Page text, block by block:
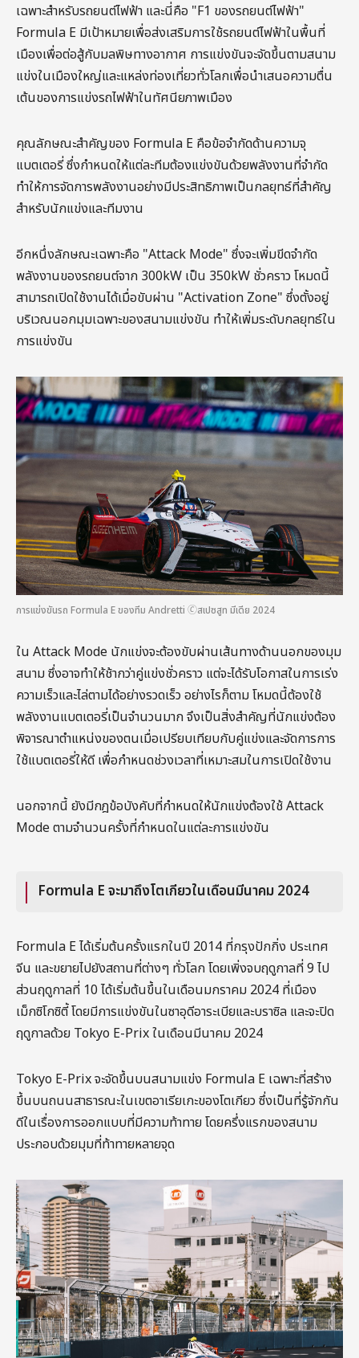
เฉพาะสำหรับรถยนต์ไฟฟ้า และนี่คือ "F1 ของรถยนต์ไฟฟ้า"
Formula E มีเป้าหมายเพื่อส่งเสริมการใช้รถยนต์ไฟฟ้าในพื้นที่
เมืองเพื่อต่อสู้กับมลพิษทางอากาศ การแข่งขันจะจัดขึ้นตามสนาม
แข่งในเมืองใหญ่และแหล่งท่องเที่ยวทั่วโลกเพื่อนำเสนอความตื่น
เต้นของการแข่งรถไฟฟ้าในทัศนียภาพเมือง
คุณลักษณะสำคัญของ Formula E คือข้อจำกัดด้านความจุ
แบตเตอรี่ ซึ่งกำหนดให้แต่ละทีมต้องแข่งขันด้วยพลังงานที่จำกัด
ทำให้การจัดการพลังงานอย่างมีประสิทธิภาพเป็นกลยุทธ์ที่สำคัญ
สำหรับนักแข่งและทีมงาน
อีกหนึ่งลักษณะเฉพาะคือ "Attack Mode" ซึ่งจะเพิ่มขีดจำกัด
พลังงานของรถยนต์จาก 300kW เป็น 350kW ชั่วคราว โหมดนี้
สามารถเปิดใช้งานได้เมื่อขับผ่าน "Activation Zone" ซึ่งตั้งอยู่
บริเวณนอกมุมเฉพาะของสนามแข่งขัน ทำให้เพิ่มระดับกลยุทธ์ใน
การแข่งขัน
การแข่งขันรถ Formula E ของทีม Andretti 🄫สเปซสูท มีเดีย 2024
ใน Attack Mode นักแข่งจะต้องขับผ่านเส้นทางด้านนอกของมุม
สนาม ซึ่งอาจทำให้ช้ากว่าคู่แข่งชั่วคราว แต่จะได้รับโอกาสในการเร่ง
ความเร็วและไล่ตามได้อย่างรวดเร็ว อย่างไรก็ตาม โหมดนี้ต้องใช้
พลังงานแบตเตอรี่เป็นจำนวนมาก จึงเป็นสิ่งสำคัญที่นักแข่งต้อง
พิจารณาตำแหน่งของตนเมื่อเปรียบเทียบกับคู่แข่งและจัดการการ
ใช้แบตเตอรี่ให้ดี เพื่อกำหนดช่วงเวลาที่เหมาะสมในการเปิดใช้งาน
นอกจากนี้ ยังมีกฎข้อบังคับที่กำหนดให้นักแข่งต้องใช้ Attack
Mode ตามจำนวนครั้งที่กำหนดในแต่ละการแข่งขัน
Formula E จะมาถึงโตเกียวในเดือนมีนาคม 2024
Formula E ได้เริ่มต้นครั้งแรกในปี 2014 ที่กรุงปักกิ่ง ประเทศ
จีน และขยายไปยังสถานที่ต่างๆ ทั่วโลก โดยเพิ่งจบฤดูกาลที่ 9 ไป
ส่วนฤดูกาลที่ 10 ได้เริ่มต้นขึ้นในเดือนมกราคม 2024 ที่เมือง
เม็กซิโกซิตี้ โดยมีการแข่งขันในซาอุดีอาระเบียและบราซิล และจะปิด
ฤดูกาลด้วย Tokyo E-Prix ในเดือนมีนาคม 2024
Tokyo E-Prix จะจัดขึ้นบนสนามแข่ง Formula E เฉพาะที่สร้าง
ขึ้นบนถนนสาธารณะในเขตอาเรียเกะของโตเกียว ซึ่งเป็นที่รู้จักกัน
ดีในเรื่องการออกแบบที่มีความท้าทาย โดยครึ่งแรกของสนาม
ประกอบด้วยมุมที่ท้าทายหลายจุด